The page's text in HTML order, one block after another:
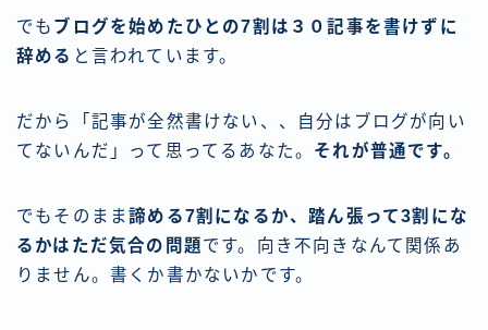
でも ブログを始めたひとの7割は３０記事を書けずに
辞める と言われています。
だから「記事が全然書けない、、自分はブログが向い
てないんだ」って思ってるあなた。 それが普通です。
でもそのまま諦める7割になるか、踏ん張って3割にな
るかはただ気合の問題です。向き不向きなんて関係あ
りません。書くか書かないかです。